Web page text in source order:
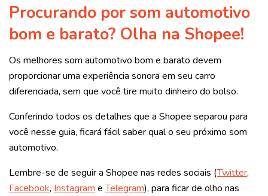
Procurando por som automotivo
bom e barato? Olha na Shopee!
Os melhores som automotivo bom e barato devem
proporcionar uma experiência sonora em seu carro
diferenciada, sem que você tire muito dinheiro do bolso.
Conferindo todos os detalhes que a Shopee separou para
você nesse guia, ficará fácil saber qual o seu próximo som
automotivo.
Lembre-se de seguir a Shopee nas redes sociais (Twitter,
Facebook, Instagram eTelegram), para ficar de olho nas